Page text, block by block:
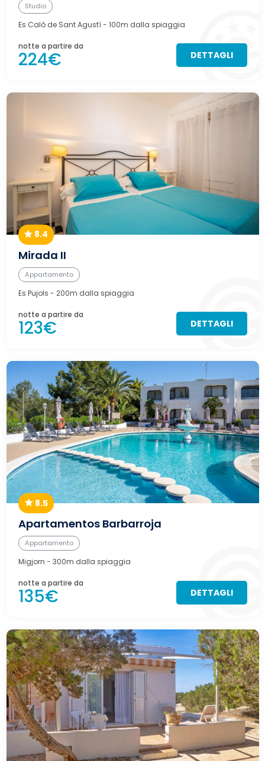
Studio
Es Caló de Sant Agustí- 100m dalla spiaggia
notte a partire da
224€ DETTAGLI
8.4
Mirada II
Appartamento
Es Pujols - 200m dalla spiaggia
notte a partire da
123€ DETTAGLI
8.5
Apartamentos Barbarroja
Appartamento
Migjorn - 300m dalla spiaggia
notte a partire da
135€ DETTAGLI